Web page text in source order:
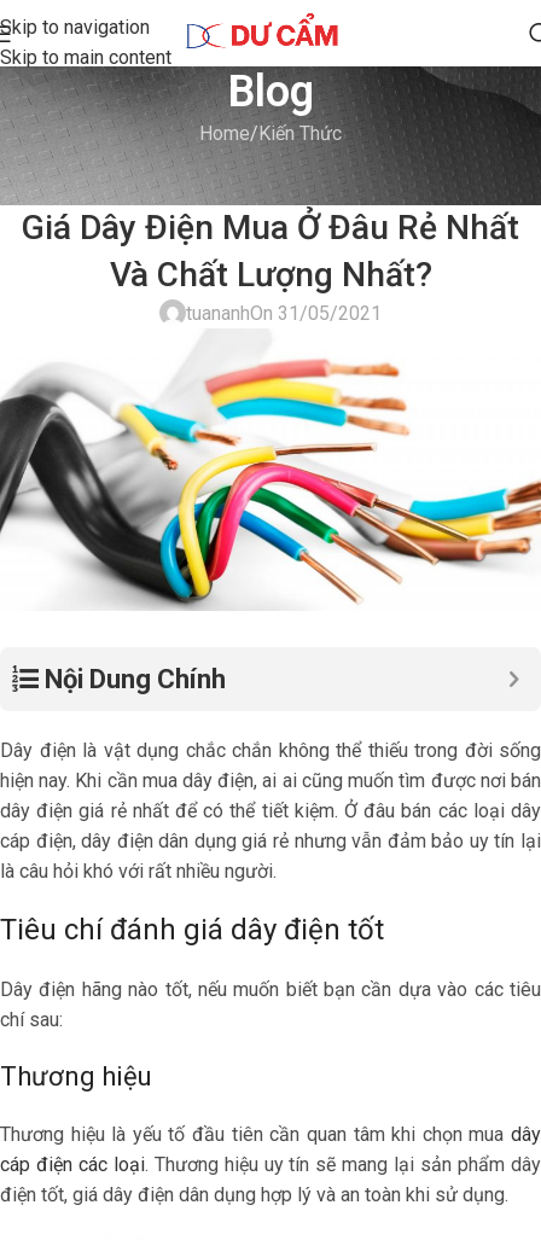
Skip to navigation
Skip to main content
Blog
Home Kiến Thức
KIẾN THỨC
Giá Dây Điện Mua Ở Đâu Rẻ Nhất
Và Chất Lượng Nhất?
tuananhOn 31/05/2021
Nội Dung Chính
Dây điện là vật dụng chắc chắn không thể thiếu trong đời sống
hiện nay. Khi cần mua dây điện, ai ai cũng muốn tìm được nơi bán
dây điện giá rẻ nhất để có thể tiết kiệm. Ở đâu bán các loại dây
cáp điện, dây điện dân dụng giá rẻ nhưng vẫn đảm bảo uy tín lại
là câu hỏi khó với rất nhiều người.
Tiêu chí đánh giá dây điện tốt
Dây điện hãng nào tốt, nếu muốn biết bạn cần dựa vào các tiêu
chí sau:
Thương hiệu
Thương hiệu là yếu tố đầu tiên cần quan tâm khi chọn mua dây
cáp điện các loại. Thương hiệu uy tín sẽ mang lại sản phẩm dây
điện tốt, giá dây điện dân dụng hợp lý và an toàn khi sử dụng.